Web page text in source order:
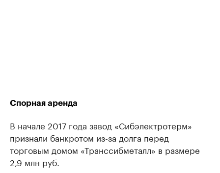
Спорная аренда
В начале 2017 года завод «Сибэлектротерм»
признали банкротом из-за долга перед
торговым домом «Транссибметалл» в размере
2,9 млн руб.